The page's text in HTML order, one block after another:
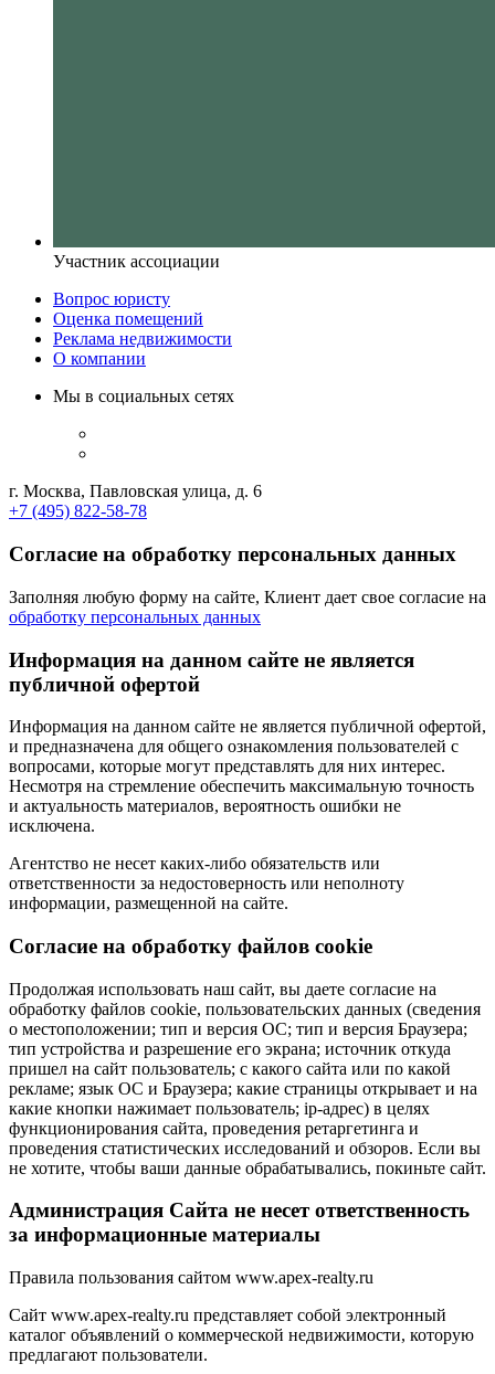
Участник ассоциации
Вопрос юристу
Оценка помещений
Реклама недвижимости
О компании
Мы в социальных сетях
г. Москва, Павловская улица, д. 6
+7 (495) 822-58-78
Согласие на обработку персональных данных
Заполняя любую форму на сайте, Клиент дает свое согласие на
обработку персональных данных
Информация на данном сайте не является
публичной офертой
Информация на данном сайте не является публичной офертой,
и предназначена для общего ознакомления пользователей с
вопросами, которые могут представлять для них интерес.
Несмотря на стремление обеспечить максимальную точность
и актуальность материалов, вероятность ошибки не
исключена.
Агентство не несет каких-либо обязательств или
ответственности за недостоверность или неполноту
информации, размещенной на сайте.
Cогласие на обработку файлов cookie
Продолжая использовать наш сайт, вы даете согласие на
обработку файлов cookie, пользовательских данных (сведения
о местоположении; тип и версия ОС; тип и версия Браузера;
тип устройства и разрешение его экрана; источник откуда
пришел на сайт пользователь; с какого сайта или по какой
рекламе; язык ОС и Браузера; какие страницы открывает и на
какие кнопки нажимает пользователь; ip-адрес) в целях
функционирования сайта, проведения ретаргетинга и
проведения статистических исследований и обзоров. Если вы
не хотите, чтобы ваши данные обрабатывались, покиньте сайт.
Администрация Сайта не несет ответственность
за информационные материалы
Правила пользования сайтом www.apex-realty.ru
Сайт www.apex-realty.ru представляет собой электронный
каталог объявлений о коммерческой недвижимости, которую
предлагают пользователи.